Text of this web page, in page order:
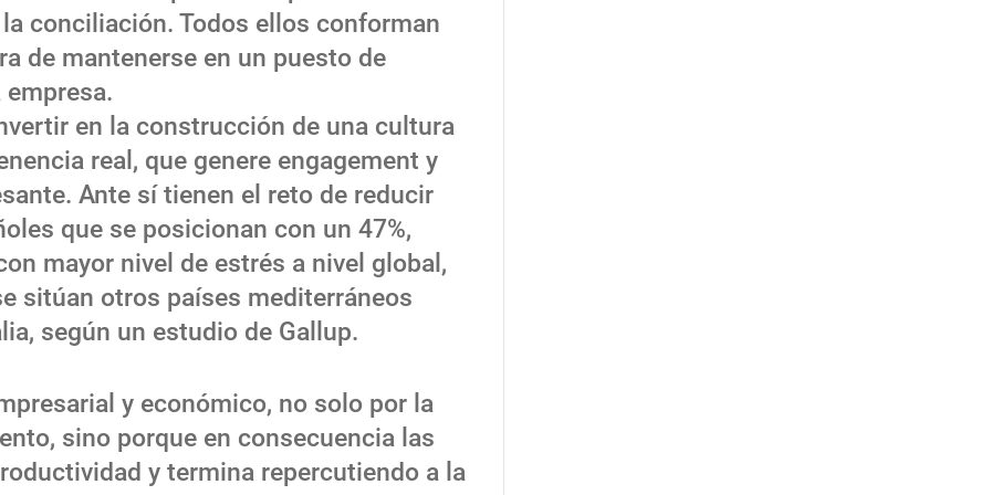
conciliación. Todos ellos conforman
de mantenerse en un puesto de
en la construcción de una cultura
real, que genere engagement y
Ante sí tienen el reto de reducir
que se posicionan con un 47%,
mayor nivel de estrés a nivel global,
sitúan otros países mediterráneos
según un estudio de Gallup.
y económico, no solo por la
sino porque en consecuencia las
y termina repercutiendo a la